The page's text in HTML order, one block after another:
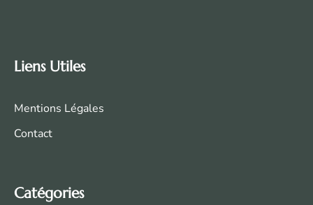
Liens Utiles
Mentions Légales
Contact
Catégories